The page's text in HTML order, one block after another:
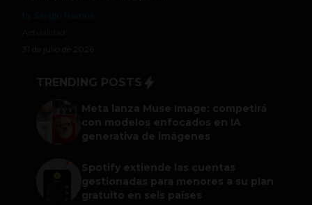
31 de julio de 2026
TRENDING POSTS
Meta lanza Muse Image: competirá
con modelos enfocados en IA
generativa de imágenes
Spotify extiende las cuentas
gestionadas para menores a su plan
gratuito en seis países